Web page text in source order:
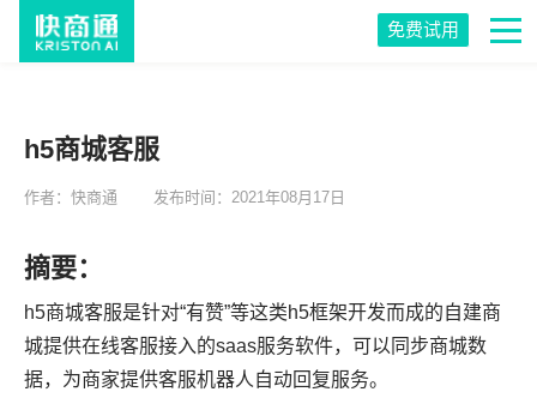
免费试用
h5商城客服
作者：快商通 发布时间：2021年08月17日
摘要：
h5商城客服是针对“有赞”等这类h5框架开发而成的自建商
城提供在线客服接入的saas服务软件，可以同步商城数
据，为商家提供客服机器人自动回复服务。